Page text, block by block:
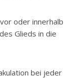
oder innerhalb
Glieds in die
bei jeder